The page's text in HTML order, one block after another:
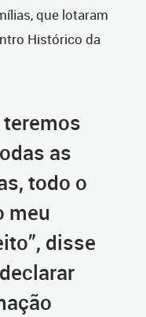
que lotaram
Histórico da
teremos
as
todo o
meu
disse